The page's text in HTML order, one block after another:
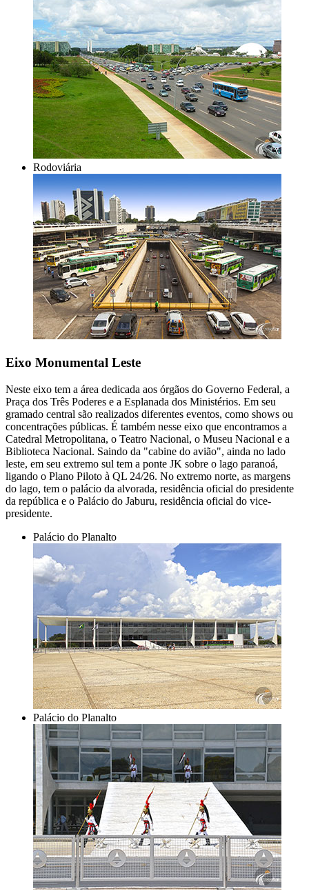
Rodoviária
Eixo Monumental Leste
Neste eixo tem a área dedicada aos órgãos do Governo Federal, a
Praça dos Três Poderes e a Esplanada dos Ministérios. Em seu
gramado central são realizados diferentes eventos, como shows ou
concentrações públicas. É também nesse eixo que encontramos a
Catedral Metropolitana, o Teatro Nacional, o Museu Nacional e a
Biblioteca Nacional. Saindo da "cabine do avião", ainda no lado
leste, em seu extremo sul tem a ponte JK sobre o lago paranoá,
ligando o Plano Piloto à QL 24/26. No extremo norte, as margens
do lago, tem o palácio da alvorada, residência oficial do presidente
da república e o Palácio do Jaburu, residência oficial do vice-
presidente.
Palácio do Planalto
Palácio do Planalto